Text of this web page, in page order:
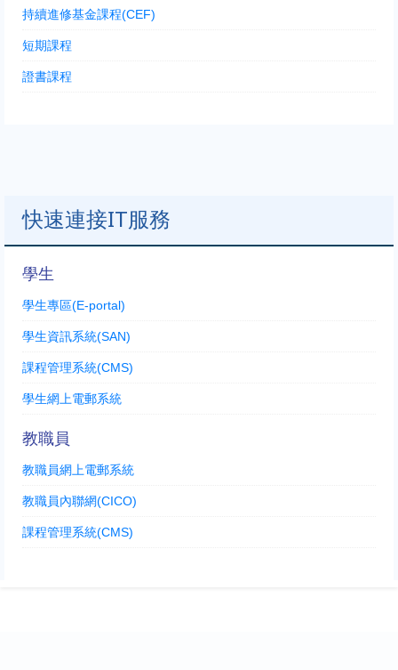
持續進修基金課程(CEF)
短期課程
證書課程
快速連接IT服務
學生
學生專區(E-portal)
學生資訊系統(SAN)
課程管理系統(CMS)
學生網上電郵系統
教職員
教職員網上電郵系統
教職員內聯網(CICO)
課程管理系統(CMS)